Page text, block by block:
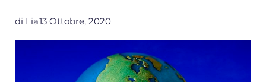
di Lia13 Ottobre, 2020